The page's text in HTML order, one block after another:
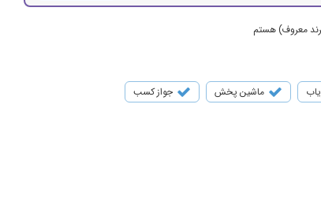
معروف) هستم
ماشین پخش جواز کسب